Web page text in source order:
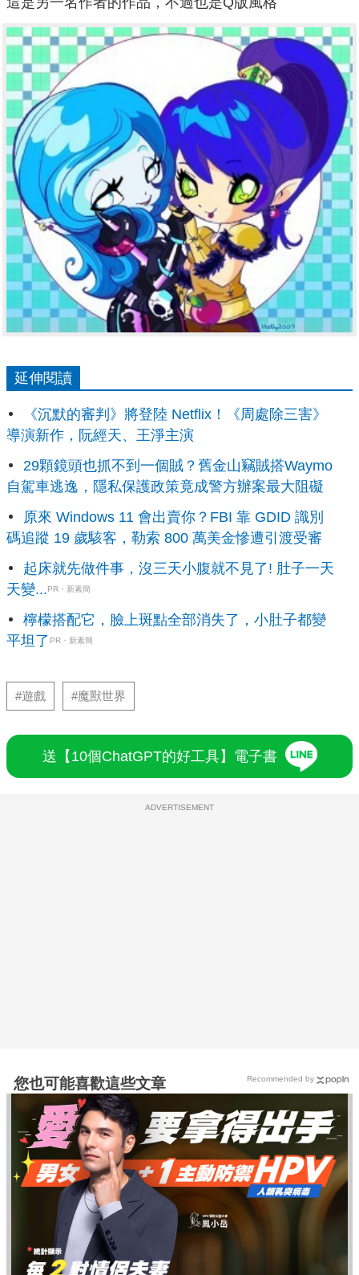
延伸閱讀
《沉默的審判》將登陸 Netflix！《周處除三害》
導演新作，阮經天、王淨主演
29顆鏡頭也抓不到一個賊？舊金山竊賊搭Waymo
自駕車逃逸，隱私保護政策竟成警方辦案最大阻礙
原來 Windows 11 會出賣你？FBI 靠 GDID 識別
碼追蹤 19 歲駭客，勒索 800 萬美金慘遭引渡受審
起床就先做件事，沒三天小腹就不見了! 肚子一天
天變...PR・新素簡
檸檬搭配它，臉上斑點全部消失了，小肚子都變
平坦了 PR・新素簡
#遊戲 #魔獸世界
送【10個ChatGPT的好工具】電子書
ADVERTISEMENT
您也可能喜歡這些文章 Recommended by